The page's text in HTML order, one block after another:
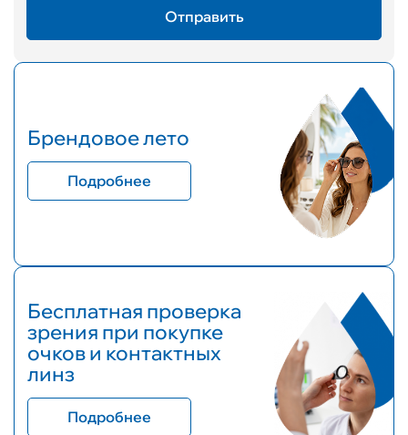
Брендовое лето
Подробнее
Бесплатная проверка
зрения при покупке
очков и контактных
линз
Подробнее